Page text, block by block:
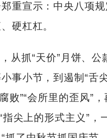
重宣示：中央八项规
硬杠杠。
从抓“天价”月饼、公
事小节，到遏制“舌
败”“会所里的歪风”
指尖上的形式主义”，